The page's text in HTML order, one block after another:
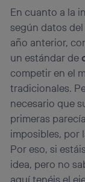
En cuanto a la
según datos
año anterior,
un estándar de
competir en el
tradicionales.
necesario que
primeras
imposibles, por
Por eso, si
idea, pero no
aquí tenéis el
información de
(p. ej., número
Este
lo que
consienta el
identificador.
Si utilizas una
el marketing
actividades
que hayan
Si utilizas
navegación